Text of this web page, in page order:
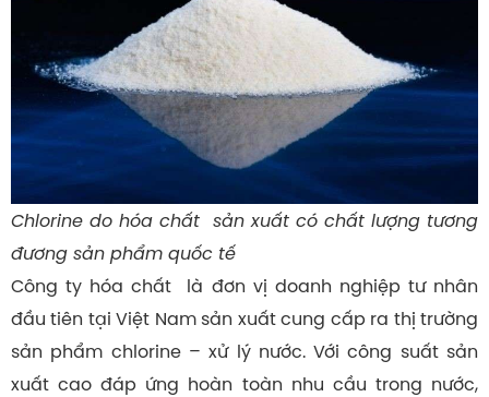
Chlorine do hóa chất sản xuất có chất lượng tương
đương sản phẩm quốc tế
Công ty hóa chất là đơn vị doanh nghiệp tư nhân
đầu tiên tại Việt Nam sản xuất cung cấp ra thị trường
sản phẩm chlorine – xử lý nước. Với công suất sản
xuất cao đáp ứng hoàn toàn nhu cầu trong nước,